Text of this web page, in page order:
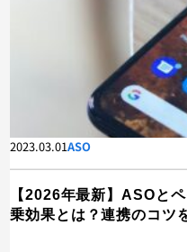
2023.03.01ASO
【2026年最新】ASOと
乗効果とは？連携のコツ